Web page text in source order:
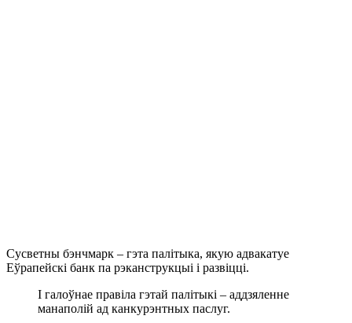
Сусветны бэнчмарк – гэта палітыка, якую адвакатуе
Еўрапейскі банк па рэканструкцыі і развіцці.
І галоўнае правіла гэтай палітыкі – аддзяленне
манаполій ад канкурэнтных паслуг.